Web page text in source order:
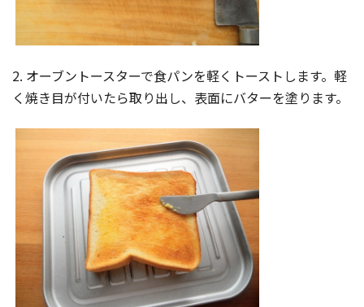
2. オーブントースターで食パンを軽くトーストします。軽
く焼き目が付いたら取り出し、表面にバターを塗ります。